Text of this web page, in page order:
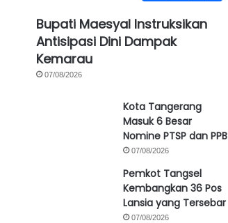
Bupati Maesyal Instruksikan
Antisipasi Dini Dampak
Kemarau
07/08/2026
Kota Tangerang
Masuk 6 Besar
Nomine PTSP dan PPB
07/08/2026
Pemkot Tangsel
Kembangkan 36 Pos
Lansia yang Tersebar
07/08/2026